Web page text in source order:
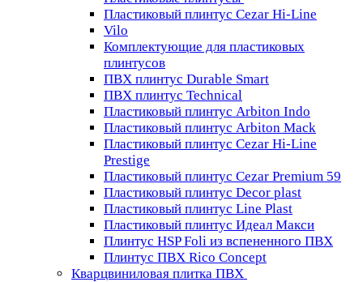
Пластиковый плинтус Cezar Hi-Line
Vilo
Комплектующие для пластиковых
плинтусов
ПВХ плинтус Durable Smart
ПВХ плинтус Technical
Пластиковый плинтус Arbiton Indo
Пластиковый плинтус Arbiton Mack
Пластиковый плинтус Cezar Hi-Line
Prestige
Пластиковый плинтус Cezar Premium 59
Пластиковый плинтус Decor plast
Пластиковый плинтус Line Plast
Пластиковый плинтус Идеал Макси
Плинтус HSP Foli из вспененного ПВХ
Плинтус ПВХ Rico Concept
Кварцвиниловая плитка ПВХ